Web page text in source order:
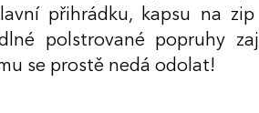
přihrádku, kapsu na
polstrované popruhy
se prostě nedá odolat!